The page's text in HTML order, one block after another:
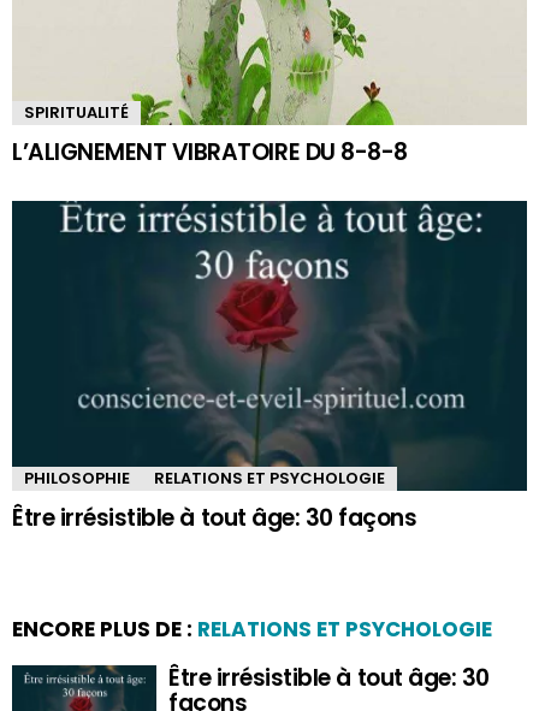
SPIRITUALITÉ
L’ALIGNEMENT VIBRATOIRE DU 8-8-8
PHILOSOPHIE RELATIONS ET PSYCHOLOGIE
Être irrésistible à tout âge: 30 façons
ENCORE PLUS DE : RELATIONS ET PSYCHOLOGIE
Être irrésistible à tout âge: 30
façons